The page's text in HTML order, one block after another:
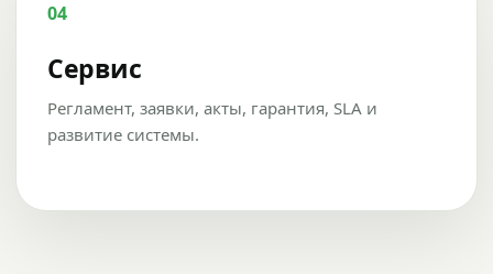
04
Сервис
Регламент, заявки, акты, гарантия, SLA и
развитие системы.